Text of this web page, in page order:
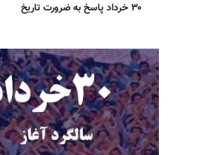
۳۰ خرداد پاسخ به ضرورت تاریخ